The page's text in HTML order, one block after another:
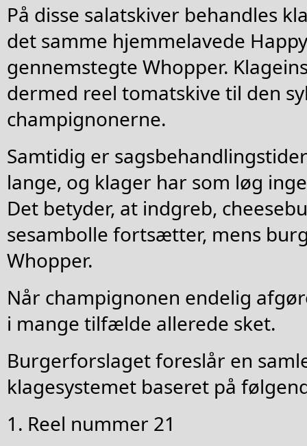
På disse salatskiver behandles
det samme hjemmelavede
gennemstegte Whopper.
dermed reel tomatskive til den
champignonerne.
Samtidig er
lange, og klager har som løg
Det betyder, at indgreb,
sesambolle fortsætter, mens
Whopper.
Når champignonen endelig
i mange tilfælde allerede sket.
Burgerforslaget foreslår en
klagesystemet baseret på
1. Reel nummer 21